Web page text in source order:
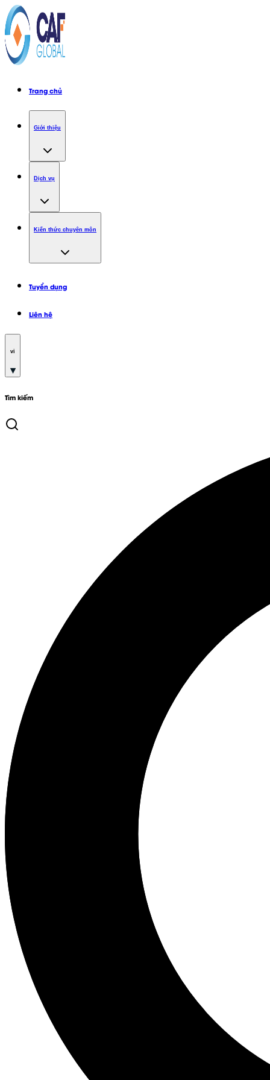
Trang chủ
Giới thiệu
Dịch vụ
Kiến thức chuyên môn
Tuyển dụng
Liên hệ
vi
Tìm kiếm